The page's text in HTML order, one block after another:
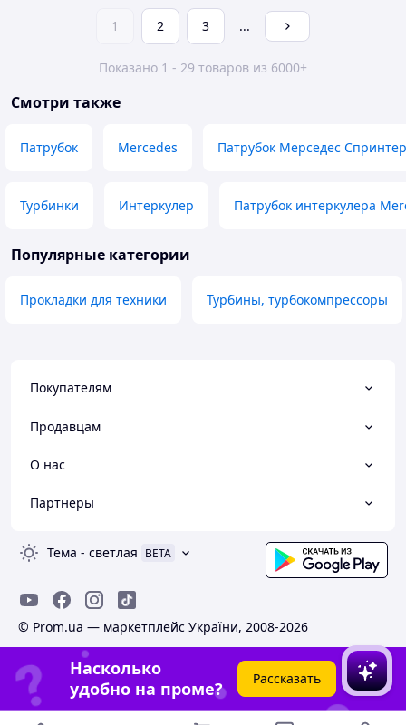
1 2 3 ...
Показано 1 - 29 товаров из 6000+
Смотри также
Патрубок Mercedes Патрубок Мерседес Спринтер
Турбинки Интеркулер Патрубок интеркулера
Популярные категории
Прокладки для техники Турбины, турбокомпрессоры
Покупателям
Продавцам
О нас
Партнеры
Тема - светлая BETA
© Prom.ua — маркетплейс України, 2008-2026
Насколько
удобно на проме?
Рассказать